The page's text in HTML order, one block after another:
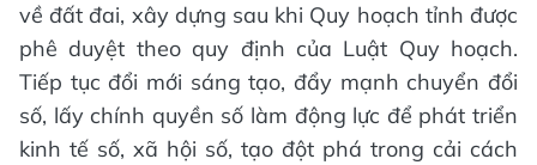
về đất đai, xây dựng sau khi Quy hoạch tỉnh được
phê duyệt theo quy định của Luật Quy hoạch.
Tiếp tục đổi mới sáng tạo, đẩy mạnh chuyển đổi
số, lấy chính quyền số làm động lực để phát triển
kinh tế số, xã hội số, tạo đột phá trong cải cách